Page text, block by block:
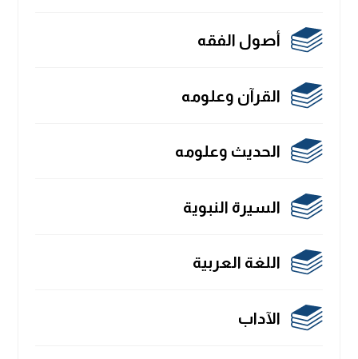
أصول الفقه
القرآن وعلومه
الحديث وعلومه
السيرة النبوية
اللغة العربية
الآداب